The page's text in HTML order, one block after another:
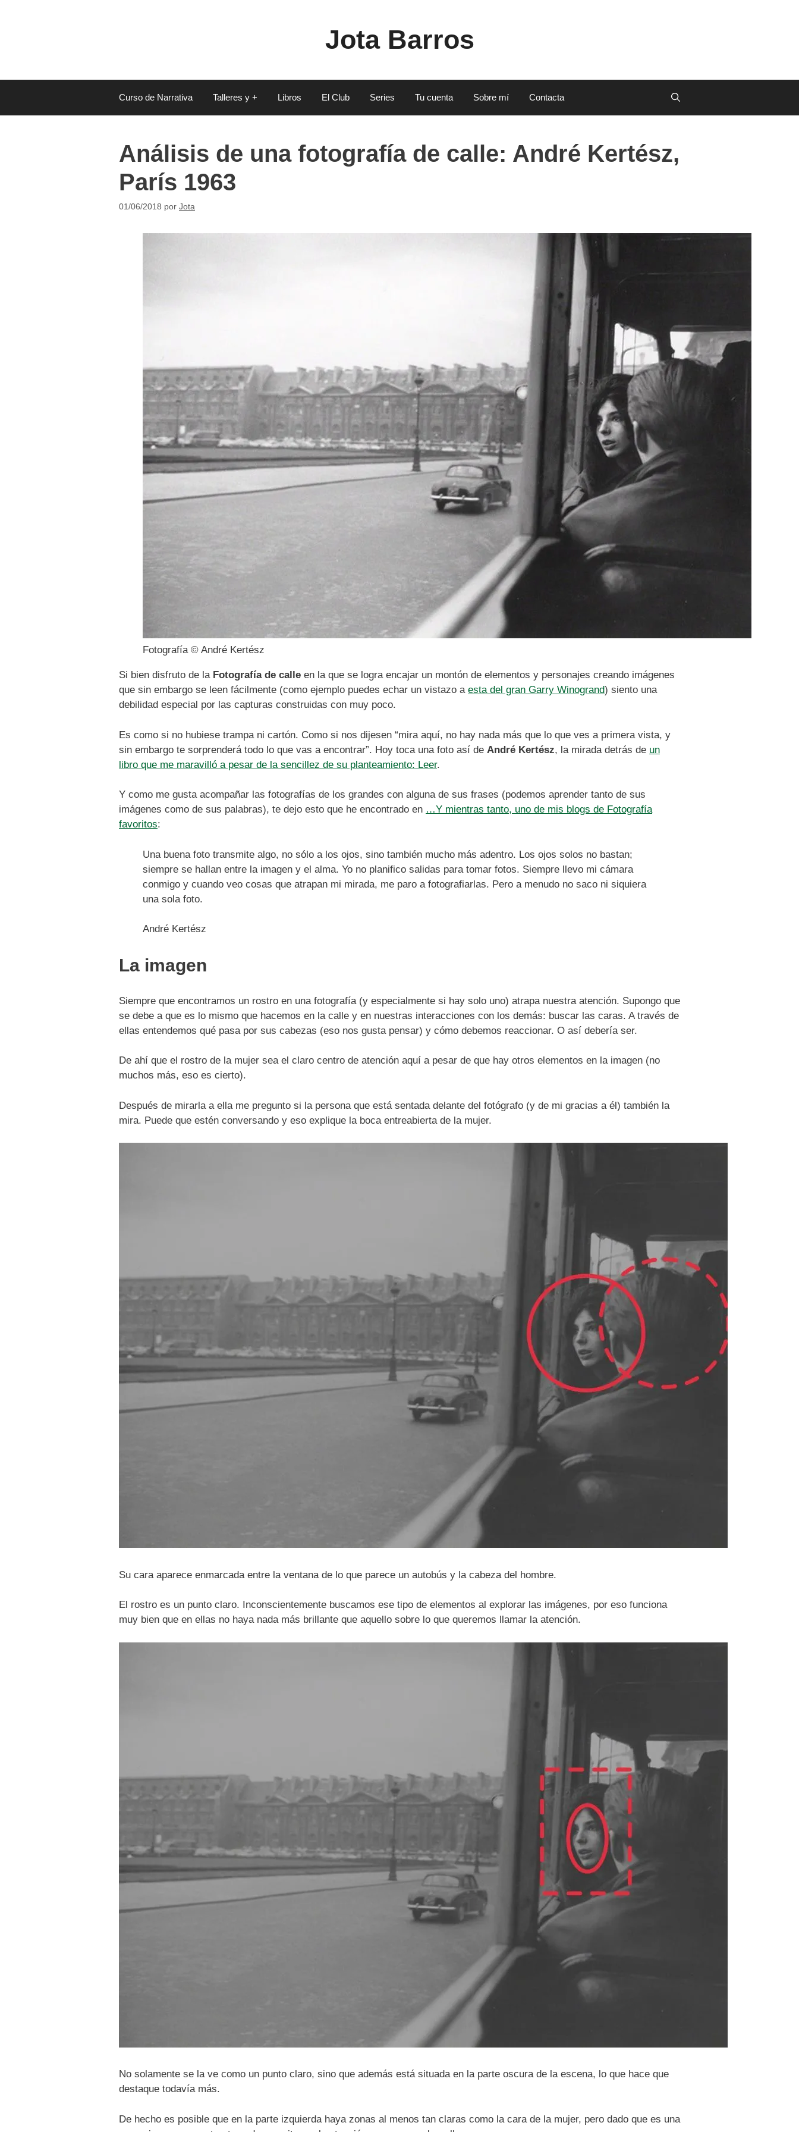
Jota Barros
Curso de Narrativa Talleres y + Libros El Club Series Tu cuenta Sobre mí Contacta
Análisis de una fotografía de calle: André Kertész,
París 1963
01/06/2018 por Jota
Fotografía © André Kertész
Si bien disfruto de la Fotografía de calle en la que se logra encajar un montón de elementos y personajes creando imágenes
que sin embargo se leen fácilmente (como ejemplo puedes echar un vistazo a esta del gran Garry Winogrand) siento una
debilidad especial por las capturas construidas con muy poco.
Es como si no hubiese trampa ni cartón. Como si nos dijesen “mira aquí, no hay nada más que lo que ves a primera vista, y
sin embargo te sorprenderá todo lo que vas a encontrar”. Hoy toca una foto así de André Kertész, la mirada detrás de un
libro que me maravilló a pesar de la sencillez de su planteamiento: Leer.
Y como me gusta acompañar las fotografías de los grandes con alguna de sus frases (podemos aprender tanto de sus
imágenes como de sus palabras), te dejo esto que he encontrado en …Y mientras tanto, uno de mis blogs de Fotografía
favoritos:
Una buena foto transmite algo, no sólo a los ojos, sino también mucho más adentro. Los ojos solos no bastan;
siempre se hallan entre la imagen y el alma. Yo no planifico salidas para tomar fotos. Siempre llevo mi cámara
conmigo y cuando veo cosas que atrapan mi mirada, me paro a fotografiarlas. Pero a menudo no saco ni siquiera
una sola foto.
André Kertész
La imagen
Siempre que encontramos un rostro en una fotografía (y especialmente si hay solo uno) atrapa nuestra atención. Supongo que
se debe a que es lo mismo que hacemos en la calle y en nuestras interacciones con los demás: buscar las caras. A través de
ellas entendemos qué pasa por sus cabezas (eso nos gusta pensar) y cómo debemos reaccionar. O así debería ser.
De ahí que el rostro de la mujer sea el claro centro de atención aquí a pesar de que hay otros elementos en la imagen (no
muchos más, eso es cierto).
Después de mirarla a ella me pregunto si la persona que está sentada delante del fotógrafo (y de mi gracias a él) también la
mira. Puede que estén conversando y eso explique la boca entreabierta de la mujer.
Su cara aparece enmarcada entre la ventana de lo que parece un autobús y la cabeza del hombre.
El rostro es un punto claro. Inconscientemente buscamos ese tipo de elementos al explorar las imágenes, por eso funciona
muy bien que en ellas no haya nada más brillante que aquello sobre lo que queremos llamar la atención.
No solamente se la ve como un punto claro, sino que además está situada en la parte oscura de la escena, lo que hace que
destaque todavía más.
De hecho es posible que en la parte izquierda haya zonas al menos tan claras como la cara de la mujer, pero dado que es una